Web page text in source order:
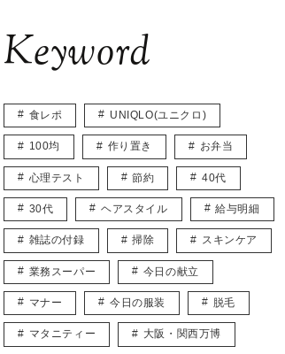
Keyword
食レポ UNIQLO(ユニクロ)
100均 作り置き お弁当
心理テスト 節約 40代
30代 ヘアスタイル 給与明細
雑誌の付録 掃除 スキンケア
業務スーパー 今日の献立
マナー 今日の服装 脱毛
マタニティー 大阪・関西万博